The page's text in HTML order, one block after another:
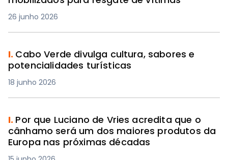
26 junho 2026
I. Cabo Verde divulga cultura, sabores e
potencialidades turísticas
18 junho 2026
I. Por que Luciano de Vries acredita que o
cânhamo será um dos maiores produtos da
Europa nas próximas décadas